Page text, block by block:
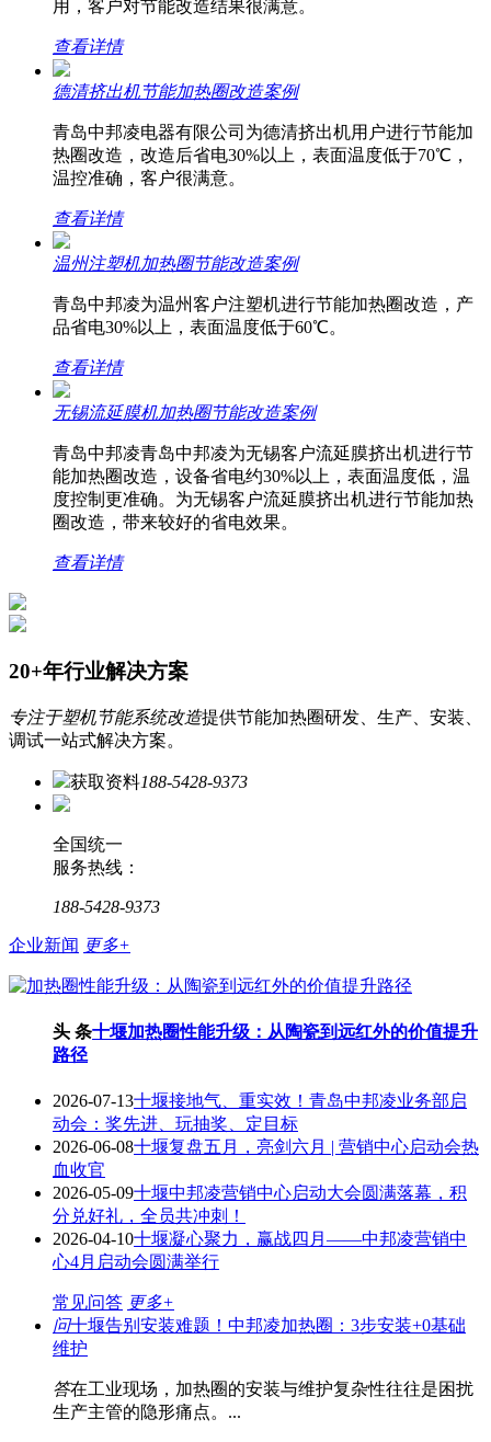
用，客户对节能改造结果很满意。
查看详情
德清挤出机节能加热圈改造案例
青岛中邦凌电器有限公司为德清挤出机用户进行节能加
热圈改造，改造后省电30%以上，表面温度低于70℃，
温控准确，客户很满意。
查看详情
温州注塑机加热圈节能改造案例
青岛中邦凌为温州客户注塑机进行节能加热圈改造，产
品省电30%以上，表面温度低于60℃。
查看详情
无锡流延膜机加热圈节能改造案例
青岛中邦凌青岛中邦凌为无锡客户流延膜挤出机进行节
能加热圈改造，设备省电约30%以上，表面温度低，温
度控制更准确。为无锡客户流延膜挤出机进行节能加热
圈改造，带来较好的省电效果。
查看详情
20+年行业解决方案
专注于塑机节能系统改造提供节能加热圈研发、生产、安装、
调试一站式解决方案。
获取资料188-5428-9373
全国统一
服务热线：
188-5428-9373
企业新闻 更多+
头 条十堰加热圈性能升级：从陶瓷到远红外的价值提升
路径
2026-07-13十堰接地气、重实效！青岛中邦凌业务部启
动会：奖先进、玩抽奖、定目标
2026-06-08十堰复盘五月，亮剑六月 | 营销中心启动会热
血收官
2026-05-09十堰中邦凌营销中心启动大会圆满落幕，积
分兑好礼，全员共冲刺！
2026-04-10十堰凝心聚力，赢战四月——中邦凌营销中
心4月启动会圆满举行
常见问答 更多+
问十堰告别安装难题！中邦凌加热圈：3步安装+0基础
维护
答在工业现场，加热圈的安装与维护复杂性往往是困扰
生产主管的隐形痛点。...